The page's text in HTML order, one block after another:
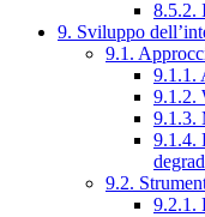
8.5.2.
9. Sviluppo
9.1.
9.1.1.
9.1.2.
9.1.3.
9.1.4.
9.2.
9.2.1.